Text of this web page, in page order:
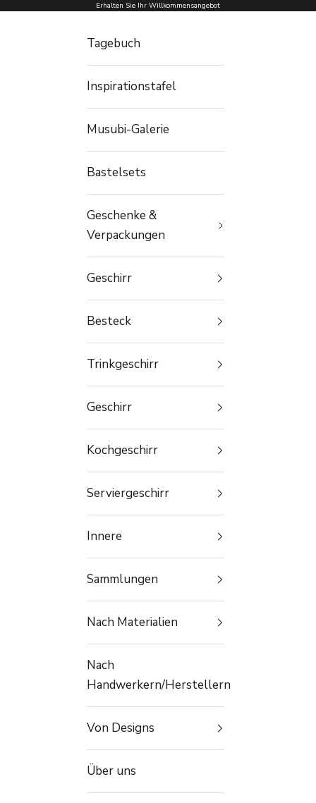
Zum Inhalt springenErhalten Sie Ihr Willkommensangebot
Tagebuch
Inspirationstafel
Musubi-Galerie
Bastelsets
Geschenke &
Verpackungen
Geschirr
Besteck
Trinkgeschirr
Geschirr
Kochgeschirr
Serviergeschirr
Innere
Sammlungen
Nach Materialien
Nach
Handwerkern/Herstellern
Von Designs
Über uns